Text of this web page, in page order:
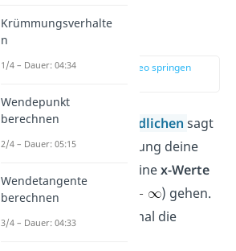
Verhalten im
Unendlichen
zur Stelle im Video springen
DasVerhalten im Unendlichensagt
dir also, in welche Richtung deine
Funktion geht, wenn deinex-Werte
nach unendlich
) gehen.
Schauen wir uns noch mal die
Krümmungsverhalte
n
1/4 – Dauer: 04:34
Wendepunkt
berechnen
2/4 – Dauer: 05:15
Wendetangente
berechnen
3/4 – Dauer: 04:33